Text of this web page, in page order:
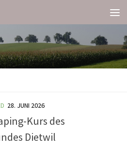
28. JUNI 2026
Kurs des
Dietwil